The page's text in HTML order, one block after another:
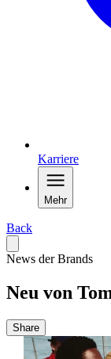
Karriere
Mehr
Back
News der Brands
Neu von
Share